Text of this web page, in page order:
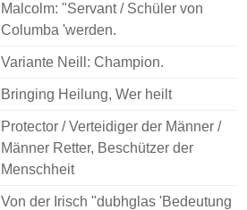
Malcolm: "Servant / Schüler von
Columba 'werden.
Variante Neill: Champion.
Bringing Heilung, Wer heilt
Protector / Verteidiger der Männer /
Männer Retter, Beschützer der
Menschheit
Von der Irisch "dubhglas 'Bedeutung